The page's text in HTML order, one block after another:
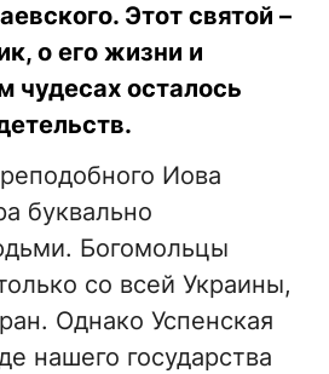
Этот святой –
о его жизни и
чудесах осталось
Иова
буквально
Богомольцы
со всей Украины,
Однако Успенская
нашего государства